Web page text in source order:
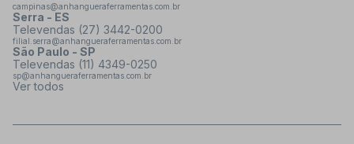
campinas@anhangueraferramentas.com.br
Serra - ES
Televendas (27) 3442-0200
filial.serra@anhangueraferramentas.com.br
São Paulo - SP
Televendas (11) 4349-0250
sp@anhangueraferramentas.com.br
Ver todos